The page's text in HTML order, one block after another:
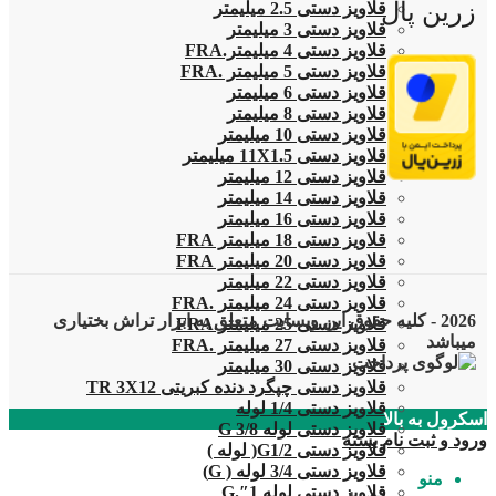
قلاویز دستی 2.5 میلیمتر
قلاویز دستی 3 میلیمتر
قلاویز دستی 4 میلیمتر.FRA
قلاویز دستی 5 میلیمتر .FRA
قلاویز دستی 6 میلیمتر
قلاویز دستی 8 میلیمتر
قلاویز دستی 10 میلیمتر
قلاویز دستی 11X1.5 میلیمتر
قلاویز دستی 12 میلیمتر
قلاویز دستی 14 میلیمتر
قلاویز دستی 16 میلیمتر
قلاویز دستی 18 میلیمتر FRA
قلاویز دستی 20 میلیمتر FRA
قلاویز دستی 22 میلیمتر
قلاویز دستی 24 میلیمتر .FRA
قلاویز دستی 25 میلیمتر.FRA
قلاویز دستی 27 میلیمتر .FRA
قلاویز دستی 30 میلیمتر
قلاویز دستی چپگرد دنده کبریتی TR 3X12
قلاویز دستی 1/4 لوله
قلاویز دستی لوله G 3/8
قلاویز دستی G1/2( لوله )
قلاویز دستی 3/4 لوله ( G)
قلاویز دستی لوله 1″.G
زرین پال
2026 - کلیه حقوق این وبسایت متعلق به ابزار تراش بختیاری
میباشد
اسکرول به بالا
ورود و ثبت نام بسته
منو